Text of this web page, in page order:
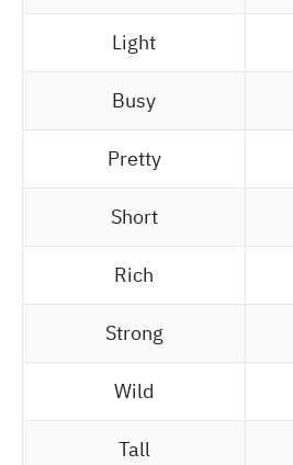
Light
Busy
Pretty
Short
Rich
Strong
Wild
Tall